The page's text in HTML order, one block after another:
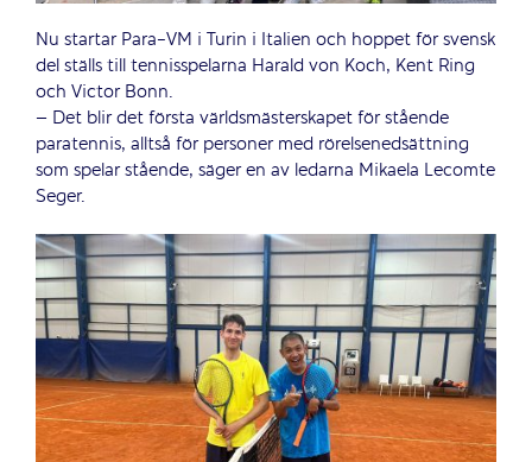
Nu startar Para-VM i Turin i Italien och hoppet för svensk
del ställs till tennisspelarna Harald von Koch, Kent Ring
och Victor Bonn.
– Det blir det första världsmästerskapet för stående
paratennis, alltså för personer med rörelsenedsättning
som spelar stående, säger en av ledarna Mikaela Lecomte
Seger.